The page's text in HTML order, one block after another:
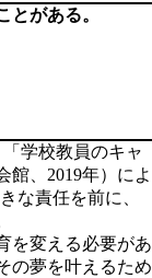
とがある。
学校教員のキャ
館、2019年）によ
な責任を前に、
を変える必要があ
の夢を叶えるため